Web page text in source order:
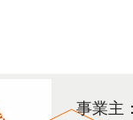
事業主